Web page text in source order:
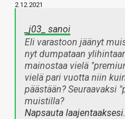
2.12.2021
_j03_ sanoi
Eli varastoon jäänyt
nyt dumpataan
mainostaa vielä
vielä pari vuotta niin
päästään? Seuraavaksi
muistilla?
Napsauta